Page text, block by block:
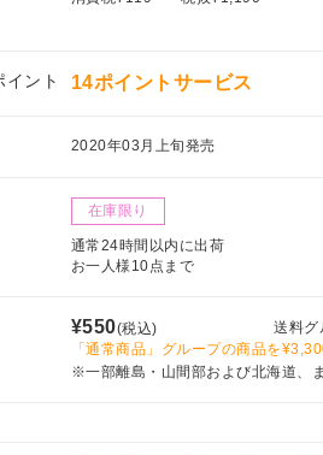
イント 14ポイントサービス
2020年03月上旬発売
在庫限り
通常24時間以内に出荷
お一人様10点まで
¥550(税込) 送料グ
「通常商品」グループの商品を
※一部離島・山間部および北海道、